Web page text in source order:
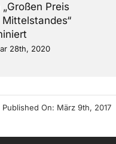
Preis
28th, 2020
Published On: März 9th, 2017